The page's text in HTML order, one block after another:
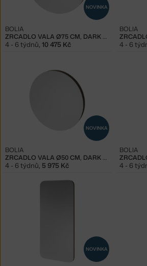
NOVINKA
ZRCADLO VALA Ø75 CM, DARK OAK
BOLIA
4 - 6 týdnů, 10 475 Kč
BOLIA
4 - 6
NOVINKA
ZRCADLO VALA Ø50 CM, DARK OAK
BOLIA
4 - 6 týdnů, 5 975 Kč
BOLIA
4 - 6
NOVINKA